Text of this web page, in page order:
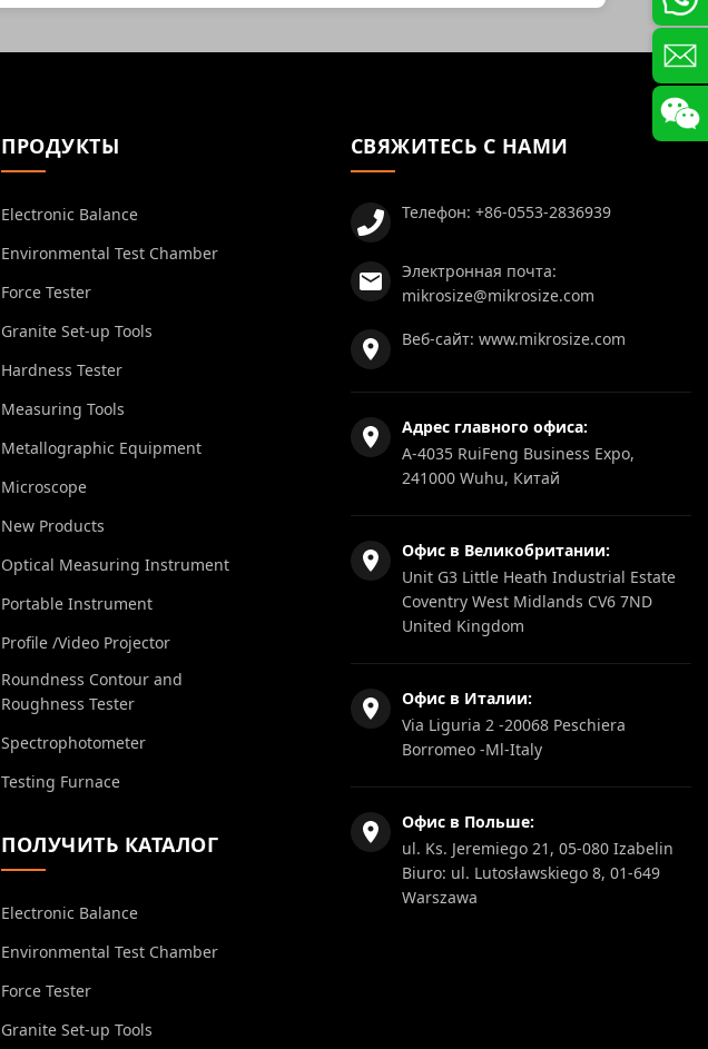
ПРОДУКТЫ
Electronic Balance
Environmental Test Chamber
Force Tester
Granite Set-up Tools
Hardness Tester
Measuring Tools
Metallographic Equipment
Microscope
New Products
Optical Measuring Instrument
Portable Instrument
Profile /Video Projector
Roundness Contour and
Roughness Tester
Spectrophotometer
Testing Furnace
ПОЛУЧИТЬ КАТАЛОГ
Electronic Balance
Environmental Test Chamber
Force Tester
Granite Set-up Tools
СВЯЖИТЕСЬ С НАМИ
Телефон: +86-0553-2836939
Электронная почта:
mikrosize@mikrosize.com
Веб-сайт: www.mikrosize.com
Адрес главного офиса:
A-4035 RuiFeng Business Expo,
241000 Wuhu, Китай
Офис в Великобритании:
Unit G3 Little Heath Industrial Estate
Coventry West Midlands CV6 7ND
United Kingdom
Офис в Италии:
Via Liguria 2 -20068 Peschiera
Borromeo -Ml-Italy
Офис в Польше:
ul. Ks. Jeremiego 21, 05-080 Izabelin
Biuro: ul. Lutosławskiego 8, 01-649
Warszawa